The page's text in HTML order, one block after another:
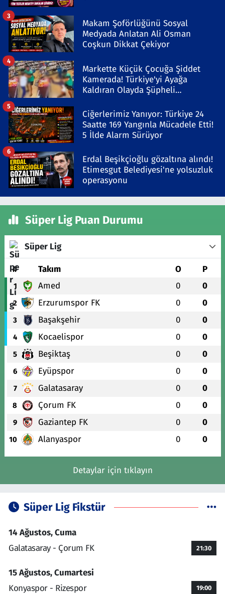
Makam Şoförlüğünü Sosyal
Medyada Anlatan Ali Osman
Coşkun Dikkat Çekiyor
3
Markette Küçük Çocuğa Şiddet
Kamerada! Türkiye'yi Ayağa
Kaldıran Olayda Şüpheli
4
Ciğerlerimiz Yanıyor: Türkiye 24
Saatte 169 Yangınla Mücadele Etti!
5 İlde Alarm Sürüyor
5
Erdal Beşikçioğlu gözaltına alındı!
Etimesgut Belediyesi'ne yolsuzluk
operasyonu
6
Süper Lig Puan Durumu
Süper Lig
# Takım O P
1 Amed 0 0
2 Erzurumspor FK 0 0
3 Başakşehir 0 0
4 Kocaelispor 0 0
5 Beşiktaş 0 0
6 Eyüpspor 0 0
7 Galatasaray 0 0
8 Çorum FK 0 0
9 Gaziantep FK 0 0
10 Alanyaspor 0 0
Detaylar için tıklayın
Süper Lig Fikstür
14 Ağustos, Cuma
Galatasaray - Çorum FK
21:30
15 Ağustos, Cumartesi
Konyaspor - Rizespor
19:00